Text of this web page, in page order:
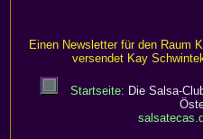
Einen Newsletter für den Raum
versendet Kay
Startseite: Die Salsa-